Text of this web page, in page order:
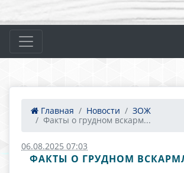
Главная Новости
ЗОЖ
Факты о грудном вскарм...
06.08.2025 07:03
ФАКТЫ О ГРУДНОМ